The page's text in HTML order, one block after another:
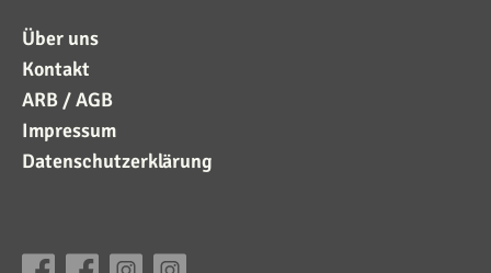
Über uns
Kontakt
ARB / AGB
Impressum
Datenschutzerklärung